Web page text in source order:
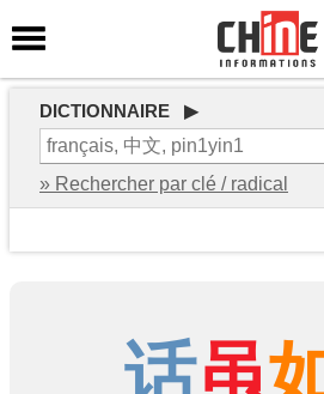
DICTIONNAIRE ▶
» Rechercher par clé / radical
话虽